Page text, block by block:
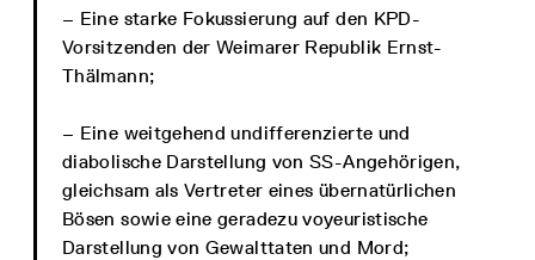
– Eine starke Fokussierung auf den KPD-
Vorsitzenden der Weimarer Republik Ernst-
Thälmann;
– Eine weitgehend undifferenzierte und
diabolische Darstellung von SS-Angehörigen,
gleichsam als Vertreter eines übernatürlichen
Bösen sowie eine geradezu voyeuristische
Darstellung von Gewalttaten und Mord;